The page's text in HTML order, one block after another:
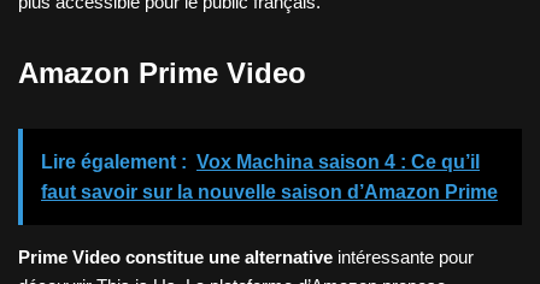
Amazon Prime Video
Lire également : Vox Machina saison 4 : Ce qu’il
faut savoir sur la nouvelle saison d’Amazon Prime
Prime Video constitue une alternative intéressante pour